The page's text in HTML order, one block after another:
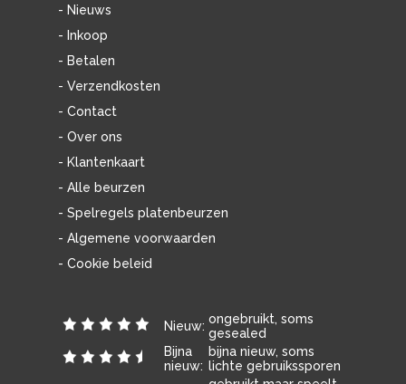
- Nieuws
- Inkoop
- Betalen
- Verzendkosten
- Contact
- Over ons
- Klantenkaart
- Alle beurzen
- Spelregels platenbeurzen
- Algemene voorwaarden
- Cookie beleid
Nieuw: ongebruikt, soms
gesealed
Bijna
nieuw:
bijna nieuw, soms
lichte gebruikssporen